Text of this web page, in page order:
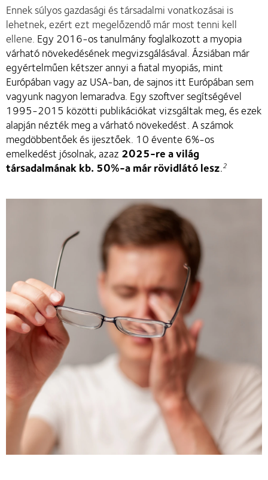
Ennek súlyos gazdasági és társadalmi vonatkozásai is
lehetnek, ezért ezt megelőzendő már most tenni kell
ellene. Egy 2016-os tanulmány foglalkozott a myopia
várható növekedésének megvizsgálásával. Ázsiában már
egyértelműen kétszer annyi a fiatal myopiás, mint
Európában vagy az USA-ban, de sajnos itt Európában sem
vagyunk nagyon lemaradva. Egy szoftver segítségével
1995-2015 közötti publikációkat vizsgáltak meg, és ezek
alapján nézték meg a várható növekedést. A számok
megdöbbentőek és ijesztőek. 10 évente 6%-os
emelkedést jósolnak, azaz 2025-re a világ
társadalmának kb. 50%-a már rövidlátó lesz.2